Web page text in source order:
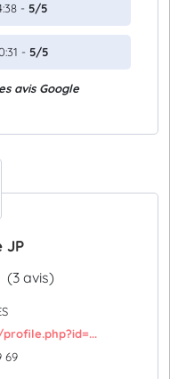
- 5/5
- 5/5
avis Google
JP
(3 avis)
69